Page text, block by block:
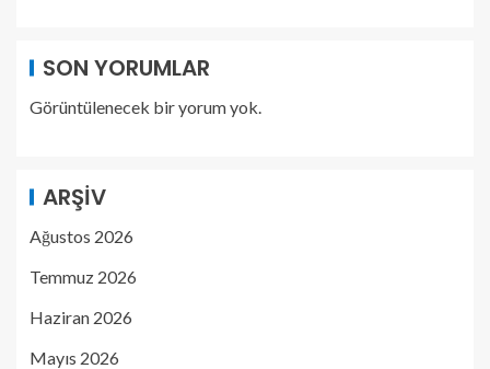
SON YORUMLAR
Görüntülenecek bir yorum yok.
ARŞIV
Ağustos 2026
Temmuz 2026
Haziran 2026
Mayıs 2026